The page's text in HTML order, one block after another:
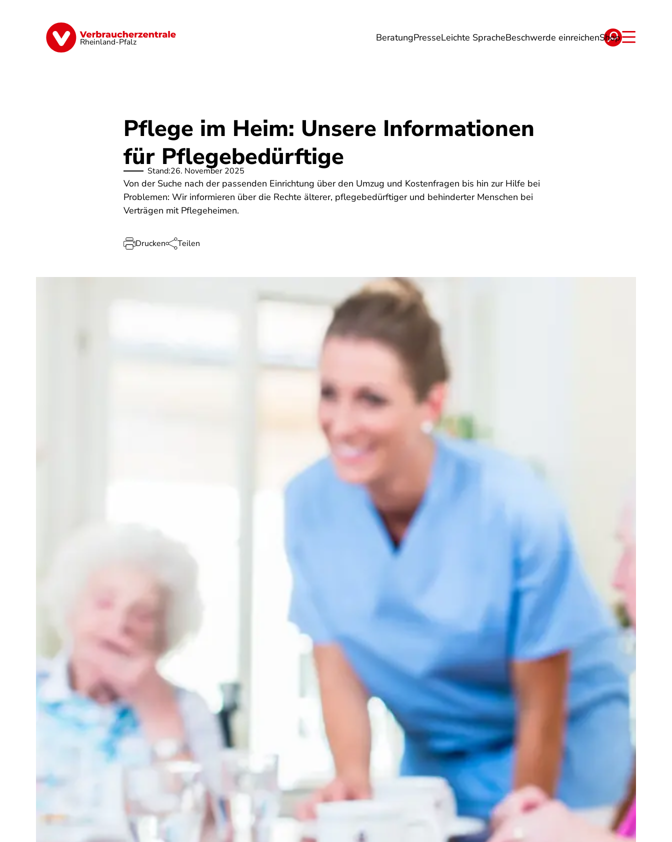
Rheinland-Pfalz BeratungPresseLeichte SpracheBeschwerde einreichenShop
Digitales Finanzen & Versicherung Gesundheit & Pflege Energie Reise Verträge
Pflege im Heim: Unsere Informationen
für Pflegebedürftige
Stand:26. November 2025
Von der Suche nach der passenden Einrichtung über den Umzug und Kostenfragen bis hin zur Hilfe bei
Problemen: Wir informieren über die Rechte älterer, pflegebedürftiger und behinderter Menschen bei
Verträgen mit Pflegeheimen.
Drucken Teilen